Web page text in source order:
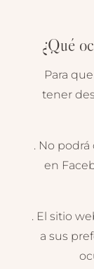
¿Qué
Para
tener
. No
en
. El sitio
a sus